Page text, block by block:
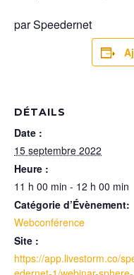
par Speedernet
DÉTAILS
Date :
15 septembre 2022
Heure :
11 h 00 min - 12 h 00 min
Catégorie d’Évènement:
Webconférence
Site :
https://app.livestorm.co/